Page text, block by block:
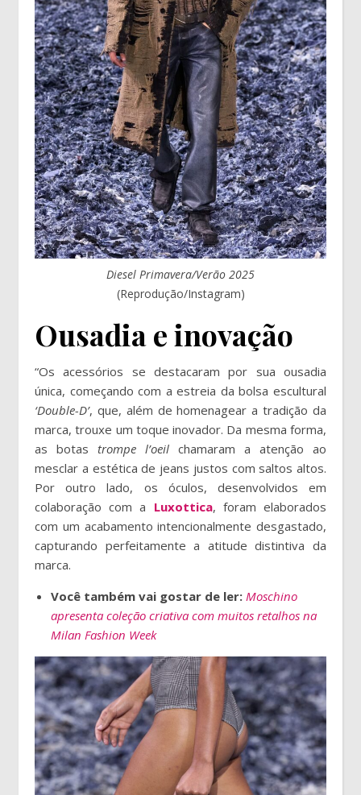
Diesel Primavera/Verão 2025
(Reprodução/Instagram)
Ousadia e inovação
“Os acessórios se destacaram por sua ousadia
única, começando com a estreia da bolsa escultural
‘Double-D’, que, além de homenagear a tradição da
marca, trouxe um toque inovador. Da mesma forma,
as botas trompe l’oeil chamaram a atenção ao
mesclar a estética de jeans justos com saltos altos.
Por outro lado, os óculos, desenvolvidos em
colaboração com a Luxottica, foram elaborados
com um acabamento intencionalmente desgastado,
capturando perfeitamente a atitude distintiva da
marca.
Você também vai gostar de ler: Moschino
apresenta coleção criativa com muitos retalhos na
Milan Fashion Week